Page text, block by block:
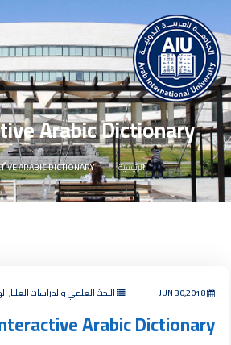
Arabic Dictionary
الرئيسية ARABIC DICTIONARY
JUN 30,2018 البحث العلمي والدراسات العليا,
Arabic Dictionary